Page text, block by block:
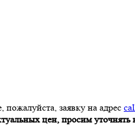
заявку на адрес
цен, просим